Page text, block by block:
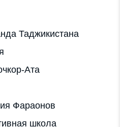
Таджикистана
Ата
Фараонов
школа